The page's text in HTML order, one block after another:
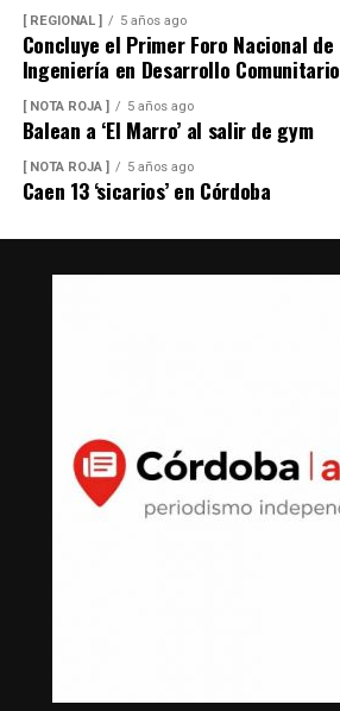
[ REGIONAL ] 5 años ago
Concluye el Primer Foro Nacional de
Ingeniería en Desarrollo Comunitario
[ NOTA ROJA ] 5 años ago
Balean a ‘El Marro’ al salir de gym
[ NOTA ROJA ] 5 años ago
Caen 13 ‘sicarios’ en Córdoba